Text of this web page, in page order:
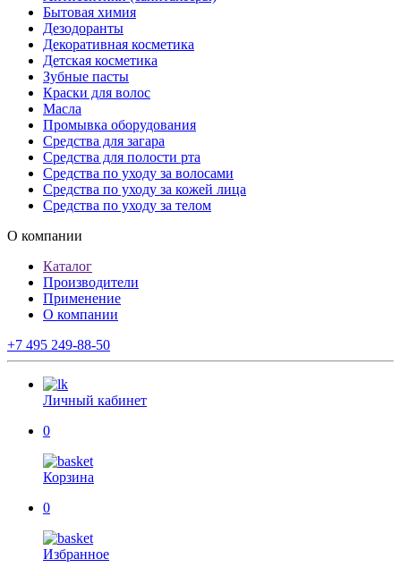
Бытовая химия
Дезодоранты
Декоративная косметика
Детская косметика
Зубные пасты
Краски для волос
Масла
Промывка оборудования
Средства для загара
Средства для полости рта
Средства по уходу за волосами
Средства по уходу за кожей лица
Средства по уходу за телом
О компании
Каталог
Производители
Применение
О компании
+7 495 249-88-50
Личный кабинет
0
Корзина
0
Избранное